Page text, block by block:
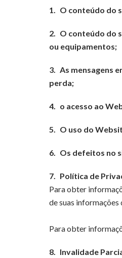
1. O conteúdo do
2. O conteúdo do
ou equipamentos;
3. As mensagens
perda;
4. o acesso ao
5. O uso do
6. Os defeitos no
7. Política de
Para obter
de suas
Para obter
8. Invalidade